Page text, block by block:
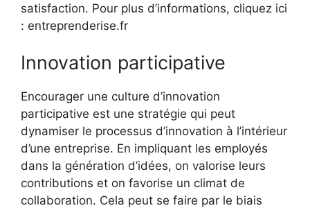
satisfaction. Pour plus d’informations, cliquez ici
: entreprenderise.fr
Innovation participative
Encourager une culture d’innovation
participative est une stratégie qui peut
dynamiser le processus d’innovation à l’intérieur
d’une entreprise. En impliquant les employés
dans la génération d’idées, on valorise leurs
contributions et on favorise un climat de
collaboration. Cela peut se faire par le biais